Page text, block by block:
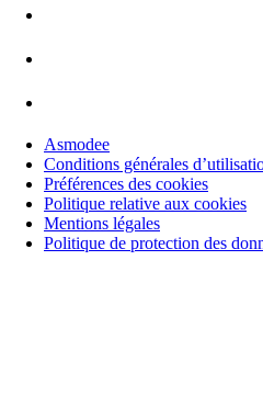
Asmodee
Conditions générales
Préférences des cookies
Politique relative aux cookies
Mentions légales
Politique de protection des